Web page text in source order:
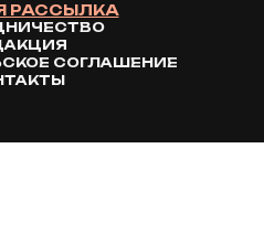
РАССЫЛКА
СОГЛАШЕНИЕ